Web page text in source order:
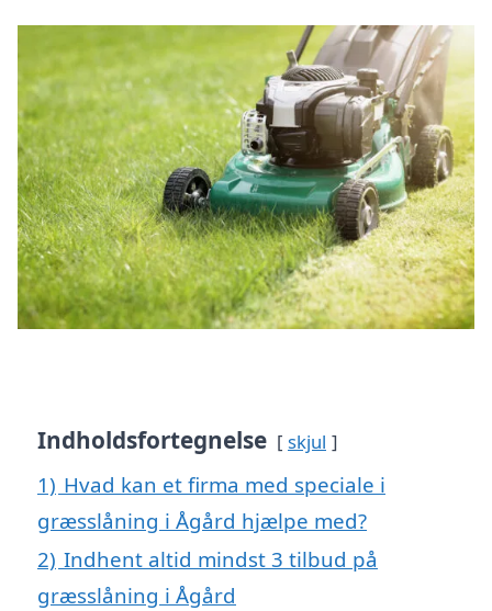
Indholdsfortegnelse skjul
1) Hvad kan et firma med speciale i
græsslåning i Ågård hjælpe med?
2) Indhent altid mindst 3 tilbud på
græsslåning i Ågård